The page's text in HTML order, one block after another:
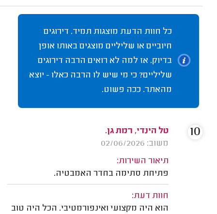
כל חוות הדעת מוצגות תמיד. דירוגים
חיוביים או שליליים מוצגים באותו אופן
בדיוק. אז למה לא רואים הרבה דירוגים
שליליים? כי מי שיש לו הרבה כאלו - יוצא
מהאתר. ככה פשוט.
טל הינדי, רמת גן.
משוב: 02/06/2026
תיאור השירות:
פתיחת סתימה בחדר האמבטיה.
חוות דעת:
הוא היה מקצועי ואינפורמטיבי. הכל היה טוב
10